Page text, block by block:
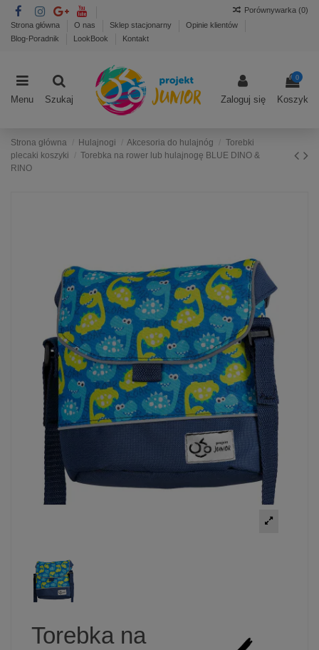
Strona główna O nas Sklep stacjonarny
Opinie klientów
Blog-Poradnik
LookBook Kontakt
Porównywarka (0)
Menu Szukaj Zaloguj się
0
Koszyk
Strona główna Hulajnogi Akcesoria do hulajnóg
Torebki
plecaki koszyki
Torebka na rower lub hulajnogę BLUE DINO &
RINO
Torebka na